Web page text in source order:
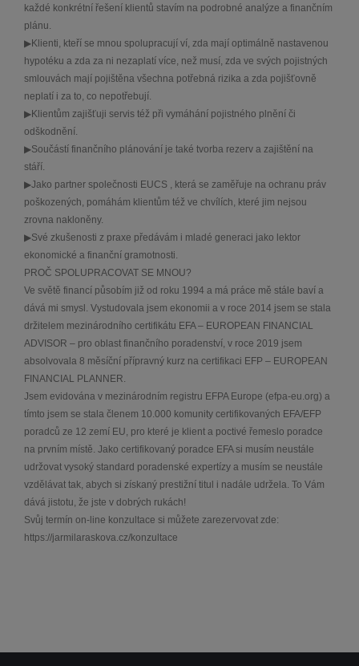
každé konkrétní řešení klientů stavím na podrobné analýze a finančním
plánu.
▶Klienti, kteří se mnou spolupracují ví, zda mají optimálně nastavenou
hypotéku a zda za ni nezaplatí více, než musí, zda ve svých pojistných
smlouvách mají pojištěna všechna potřebná rizika a zda pojišťovně
neplatí i za to, co nepotřebují.
▶Klientům zajišťuji servis též při vymáhání pojistného plnění či
odškodnění.
▶Součástí finančního plánování je také tvorba rezerv a zajištění na
stáří.
▶Jako partner společnosti EUCS , která se zaměřuje na ochranu práv
poškozených, pomáhám klientům též ve chvílích, které jim nejsou
zrovna nakloněny.
▶Své zkušenosti z praxe předávám i mladé generaci jako lektor
ekonomické a finanční gramotnosti.
PROČ SPOLUPRACOVAT SE MNOU?
Ve světě financí působím již od roku 1994 a má práce mě stále baví a
dává mi smysl. Vystudovala jsem ekonomii a v roce 2014 jsem se stala
držitelem mezinárodního certifikátu EFA – EUROPEAN FINANCIAL
ADVISOR – pro oblast finančního poradenství, v roce 2019 jsem
absolvovala 8 měsíční přípravný kurz na certifikaci EFP – EUROPEAN
FINANCIAL PLANNER.
Jsem evidována v mezinárodním registru EFPA Europe (efpa-eu.org) a
tímto jsem se stala členem 10.000 komunity certifikovaných EFA/EFP
poradců ze 12 zemí EU, pro které je klient a poctivé řemeslo poradce
na prvním místě. Jako certifikovaný poradce EFA si musím neustále
udržovat vysoký standard poradenské expertízy a musím se neustále
vzdělávat tak, abych si získaný prestižní titul i nadále udržela. To Vám
dává jistotu, že jste v dobrých rukách!
Svůj termín on-line konzultace si můžete zarezervovat zde:
https://jarmilaraskova.cz/konzultace